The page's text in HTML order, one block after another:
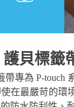
貝標籤
帶專為 P-touch
在最嚴苛的環